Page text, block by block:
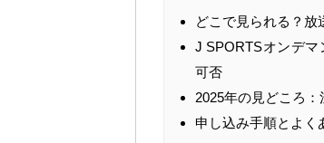
どこで見られる？放
J SPORTSオンデ
可否
2025年の見どころ
申し込み手順とよく